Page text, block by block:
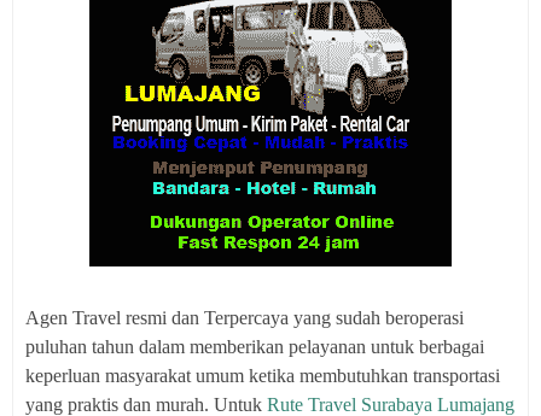
Agen Travel resmi dan Terpercaya yang sudah beroperasi
puluhan tahun dalam memberikan pelayanan untuk berbagai
keperluan masyarakat umum ketika membutuhkan transportasi
yang praktis dan murah. Untuk Rute Travel Surabaya Lumajang